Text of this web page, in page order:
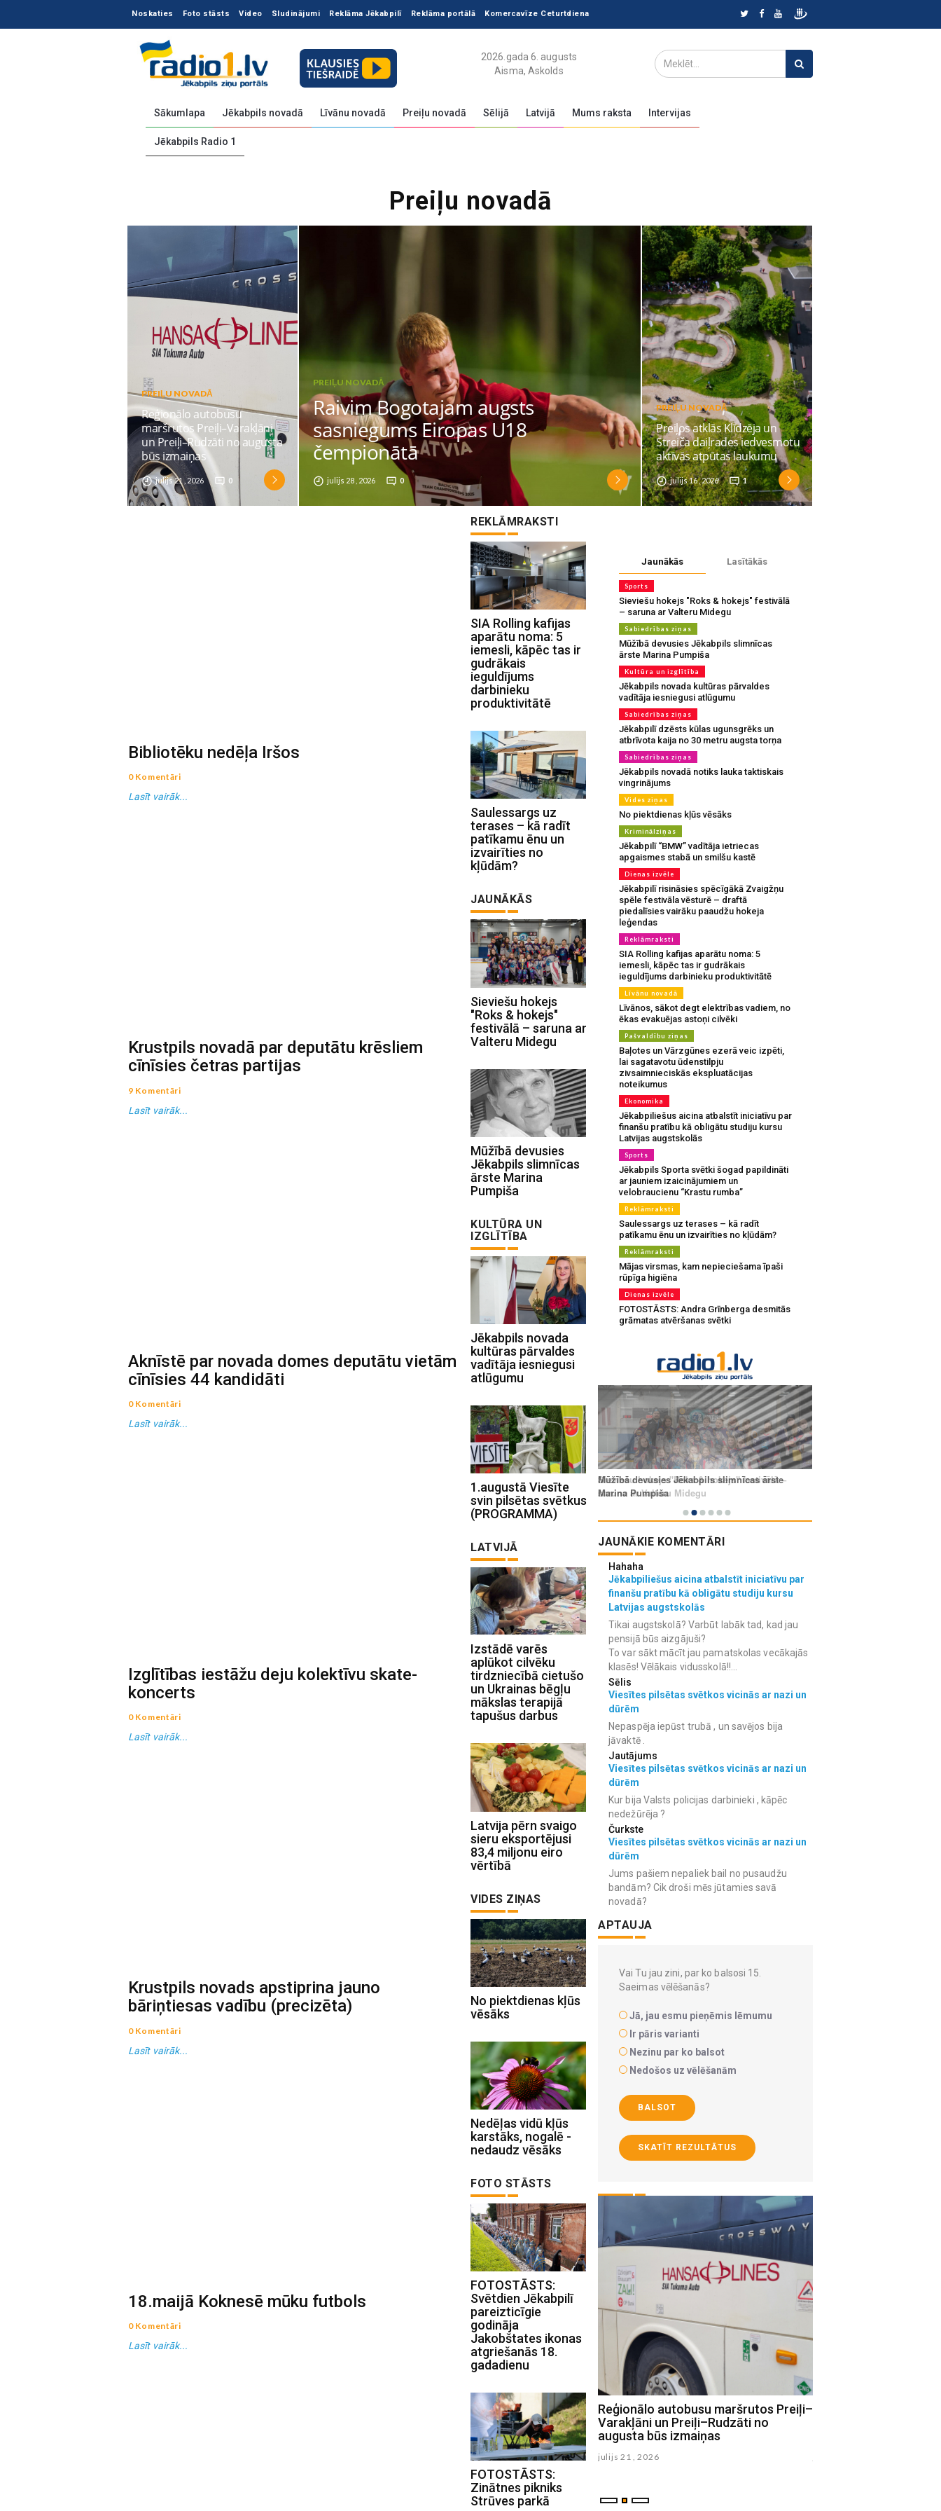
Noskaties Foto stāsts Video Sludinājumi Reklāma Jēkabpilī Reklāma portālā Komercavīze Ceturtdiena
2026.gada 6. augusts
Aisma, Askolds
Sākumlapa Jēkabpils novadā Līvānu novadā Preiļu novadā Sēlijā Latvijā Mums raksta Intervijas
Jēkabpils Radio 1
Preiļu novadā
PREIĻU NOVADĀ
Reģionālo autobusu
maršrutos Preiļi–Varakļāni
un Preiļi–Rudzāti no augusta
būs izmaiņas
julijs 21 , 2026 0
PREIĻU NOVADĀ
Raivim Bogotajam augsts
sasniegums Eiropas U18
čempionātā
julijs 28 , 2026 0
PREIĻU NOVADĀ
Preiļos atklās Klīdzēja un
Streiča daiļrades iedvesmotu
aktīvās atpūtas laukumu
julijs 16 , 2026 1
Bibliotēku nedēļa Iršos
0 Komentāri
Lasīt vairāk...
Krustpils novadā par deputātu krēsliem
cīnīsies četras partijas
9 Komentāri
Lasīt vairāk...
Aknīstē par novada domes deputātu vietām
cīnīsies 44 kandidāti
0 Komentāri
Lasīt vairāk...
Izglītības iestāžu deju kolektīvu skate-
koncerts
0 Komentāri
Lasīt vairāk...
Krustpils novads apstiprina jauno
bāriņtiesas vadību (precizēta)
0 Komentāri
Lasīt vairāk...
18.maijā Koknesē mūku futbols
0 Komentāri
Lasīt vairāk...
REKLĀMRAKSTI
SIA Rolling kafijas
aparātu noma: 5
iemesli, kāpēc tas ir
gudrākais
ieguldījums
darbinieku
produktivitātē
Saulessargs uz
terases – kā radīt
patīkamu ēnu un
izvairīties no
kļūdām?
JAUNĀKĀS
Sieviešu hokejs
"Roks & hokejs"
festivālā – saruna ar
Valteru Midegu
Mūžībā devusies
Jēkabpils slimnīcas
ārste Marina
Pumpiša
KULTŪRA UN
IZGLĪTĪBA
Jēkabpils novada
kultūras pārvaldes
vadītāja iesniegusi
atlūgumu
1.augustā Viesīte
svin pilsētas svētkus
(PROGRAMMA)
LATVIJĀ
Izstādē varēs
aplūkot cilvēku
tirdzniecībā cietušo
un Ukrainas bēgļu
mākslas terapijā
tapušus darbus
Latvija pērn svaigo
sieru eksportējusi
83,4 miljonu eiro
vērtībā
VIDES ZIŅAS
No piektdienas kļūs
vēsāks
Nedēļas vidū kļūs
karstāks, nogalē -
nedaudz vēsāks
FOTO STĀSTS
FOTOSTĀSTS:
Svētdien Jēkabpilī
pareizticīgie
godināja
Jakobštates ikonas
atgriešanās 18.
gadadienu
FOTOSTĀSTS:
Zinātnes pikniks
Strūves parkā
Jaunākās Lasītākās
Sports
Sieviešu hokejs "Roks & hokejs" festivālā
– saruna ar Valteru Midegu
Sabiedrības ziņas
Mūžībā devusies Jēkabpils slimnīcas
ārste Marina Pumpiša
Kultūra un izglītība
Jēkabpils novada kultūras pārvaldes
vadītāja iesniegusi atlūgumu
Sabiedrības ziņas
Jēkabpilī dzēsts kūlas ugunsgrēks un
atbrīvota kaija no 30 metru augsta torņa
Sabiedrības ziņas
Jēkabpils novadā notiks lauka taktiskais
vingrinājums
Vides ziņas
No piektdienas kļūs vēsāks
Kriminālziņas
Jēkabpilī “BMW” vadītāja ietriecas
apgaismes stabā un smilšu kastē
Dienas izvēle
Jēkabpilī risināsies spēcīgākā Zvaigžņu
spēle festivāla vēsturē – draftā
piedalīsies vairāku paaudžu hokeja
leģendas
Reklāmraksti
SIA Rolling kafijas aparātu noma: 5
iemesli, kāpēc tas ir gudrākais
ieguldījums darbinieku produktivitātē
Līvānu novadā
Līvānos, sākot degt elektrības vadiem, no
ēkas evakuējas astoņi cilvēki
Pašvaldību ziņas
Baļotes un Vārzgūnes ezerā veic izpēti,
lai sagatavotu ūdenstilpju
zivsaimnieciskās ekspluatācijas
noteikumus
Ekonomika
Jēkabpiliešus aicina atbalstīt iniciatīvu par
finanšu pratību kā obligātu studiju kursu
Latvijas augstskolās
Sports
Jēkabpils Sporta svētki šogad papildināti
ar jauniem izaicinājumiem un
velobraucienu “Krastu rumba”
Reklāmraksti
Saulessargs uz terases – kā radīt
patīkamu ēnu un izvairīties no kļūdām?
Reklāmraksti
Mājas virsmas, kam nepieciešama īpaši
rūpīga higiēna
Dienas izvēle
FOTOSTĀSTS: Andra Grīnberga desmitās
grāmatas atvēršanas svētki
JAUNĀKIE KOMENTĀRI
Hahaha
Jēkabpiliešus aicina atbalstīt iniciatīvu par
finanšu pratību kā obligātu studiju kursu
Latvijas augstskolās
Tikai augstskolā? Varbūt labāk tad, kad jau
pensijā būs aizgājuši?
To var sākt mācīt jau pamatskolas vecākajās
klasēs! Vēlākais vidusskolā!!...
Sēlis
Viesītes pilsētas svētkos vicinās ar nazi un
dūrēm
Nepaspēja iepūst trubā , un savējos bija
jāvaktē .
Jautājums
Viesītes pilsētas svētkos vicinās ar nazi un
dūrēm
Kur bija Valsts policijas darbinieki , kāpēc
nedežūrēja ?
Čurkste
Viesītes pilsētas svētkos vicinās ar nazi un
dūrēm
Jums pašiem nepaliek bail no pusaudžu
bandām? Cik droši mēs jūtamies savā
novadā?
APTAUJA
Vai Tu jau zini, par ko balsosi 15.
Saeimas vēlēšanās?
Jā, jau esmu pieņēmis lēmumu
Ir pāris varianti
Nezinu par ko balsot
Nedošos uz vēlēšanām
BALSOT
SKATĪT REZULTĀTUS
Raivim Bogotajam augsts sasniegums
Eiropas U18 čempionātā
Reģionālo autobusu maršrutos Preiļi–
Varakļāni un Preiļi–Rudzāti no
augusta būs izmaiņas
julijs 21 , 2026